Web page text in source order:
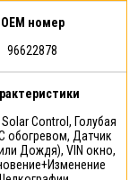
OEM номер
96622878
Control, Голубая
обогревом, Датчик
Дождя), VIN окно,